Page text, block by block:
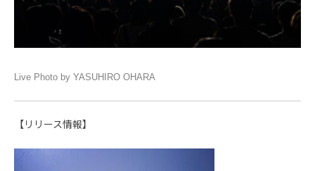
Live Photo by YASUHIRO OHARA
【リリース情報】